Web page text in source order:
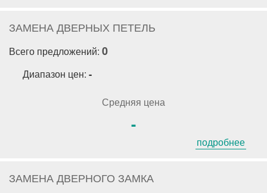
ЗАМЕНА ДВЕРНЫХ ПЕТЕЛЬ
Всего предложений: 0
Диапазон цен: -
Средняя цена
-
подробнее
ЗАМЕНА ДВЕРНОГО ЗАМКА